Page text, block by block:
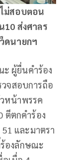
ม่สอบตอน
ส่งศาลร
ดนายกฯ
ะ ผู้ยื่นคำร้อง
จสอบการถือ
หน้าพรรค
ตีตกคำร้อง
และมาตรา
องลักษณะ